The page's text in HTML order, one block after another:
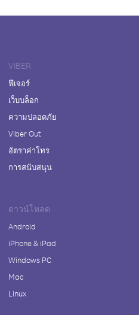
VIBER
ฟีเจอร์
เว็บบล็อก
ความปลอดภัย
Viber Out
อัตราค่าโทร
การสนับสนุน
ดาวน์โหลด
Android
iPhone & iPad
Windows PC
Mac
Linux